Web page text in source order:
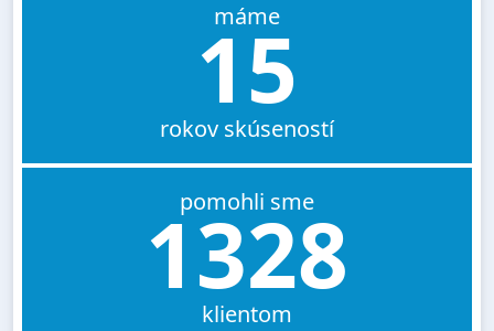
máme
15
rokov skúseností
pomohli sme
1328
klientom